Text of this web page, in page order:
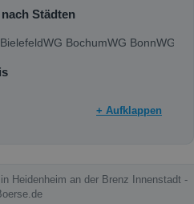
Städten
WG BochumWG BonnWG
+ Aufklappen
Heidenheim an der Brenz Innenstadt -